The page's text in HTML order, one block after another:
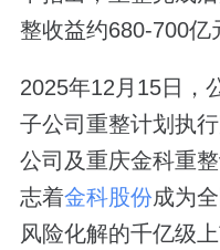
整收益约680-700亿
2025年12月15日，
子公司重整计划执
公司及重庆金科重
志着金科股份成为
风险化解的千亿级上